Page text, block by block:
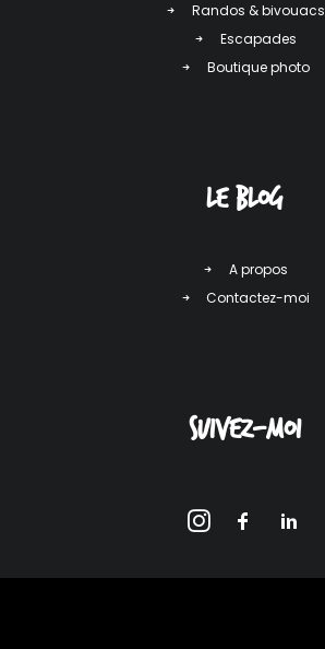
Randos & bivouacs
Escapades
Boutique photo
LE Blog
A propos
Contactez-moi
Suivez-moi